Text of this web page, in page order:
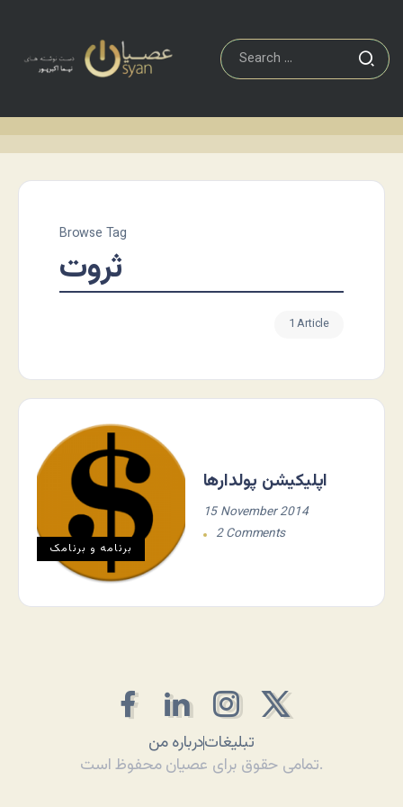
Browse Tag
ثروت
1 Article
برنامه و برنامک
اپلیکیشن پولدارها
15 November 2014
2 Comments
درباره منتبلیغات
تمامی حقوق برای عصیان محفوظ است.